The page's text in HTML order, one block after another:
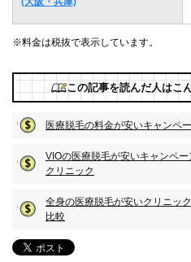
※料金は税抜で表示しています。
この記事を読んだ人はこ
医療脱毛の料金が安いキャンペ
VIOの医療脱毛が安いキャンペ
クリニック
全身の医療脱毛が安いクリニッ
比較